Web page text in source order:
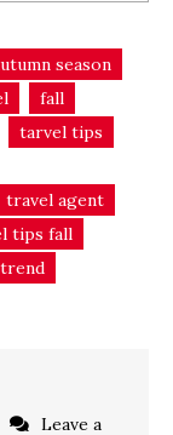
season
fall
tarvel tips
travel agent
tips fall
trend
Leave a